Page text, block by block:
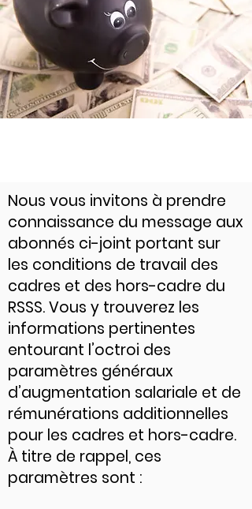
Nous vous invitons à prendre
connaissance du message aux
abonnés ci-joint portant sur
les conditions de travail des
cadres et des hors-cadre du
RSSS. Vous y trouverez les
informations pertinentes
entourant l’octroi des
paramètres généraux
d’augmentation salariale et de
rémunérations additionnelles
pour les cadres et hors-cadre.
À titre de rappel, ces
paramètres sont :